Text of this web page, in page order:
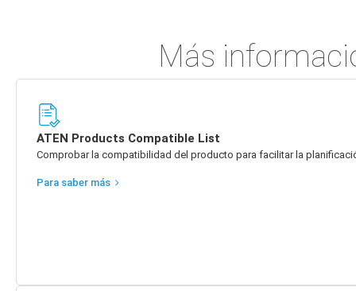
Más
ATEN Products Compatible List
Comprobar la compatibilidad del producto para facilitar la
Para saber más